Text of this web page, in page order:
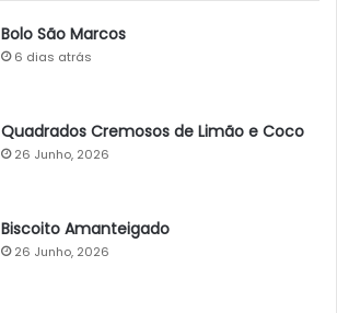
Bolo São Marcos
6 dias atrás
Quadrados Cremosos de Limão e Coco
26 Junho, 2026
Biscoito Amanteigado
26 Junho, 2026